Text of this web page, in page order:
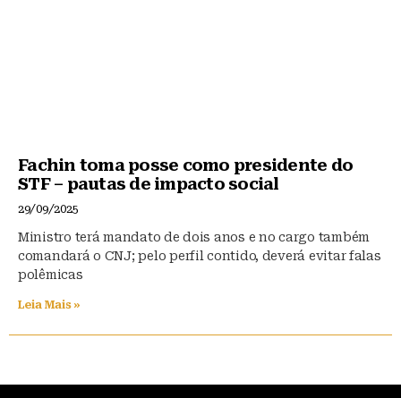
Fachin toma posse como presidente do
STF – pautas de impacto social
29/09/2025
Ministro terá mandato de dois anos e no cargo também
comandará o CNJ; pelo perfil contido, deverá evitar falas
polêmicas
Leia Mais »